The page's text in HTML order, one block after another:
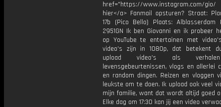
href="https://www.instagram.com/
hier</a> Fanmail opsturen? Straat:
17b (Pico Bello) Plaats: Alblasserdam
2951GN Ik ben Giovanni en ik probeer
op YouTube te entertainen met
video's zijn in 1080p, dat betekent
upload video's als
levensgebeurtenissen, vlogs en allerlei
en random dingen. Reizen en vloggen
leukste om te doen. Ik upload ook veel
mijn familie, want dat wordt altijd goed
Elke dag om 17:30 kan jij een video